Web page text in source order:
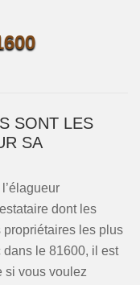
SONT LES
SA
dont les
les plus
le 81600, il est
si vous voulez